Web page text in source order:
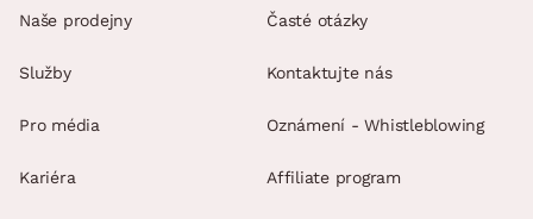
Naše prodejny
Služby
Pro média
Kariéra
Časté otázky
Kontaktujte nás
Oznámení - Whistleblowing
Affiliate program